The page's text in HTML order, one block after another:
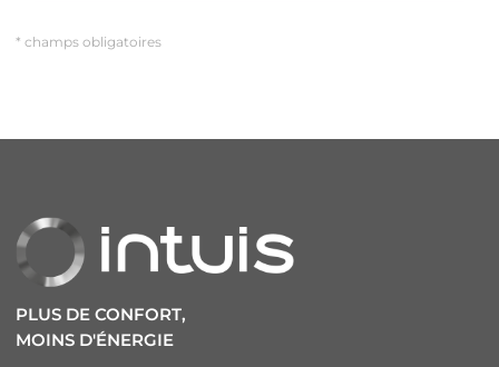
* champs obligatoires
PLUS DE CONFORT,
MOINS D'ÉNERGIE